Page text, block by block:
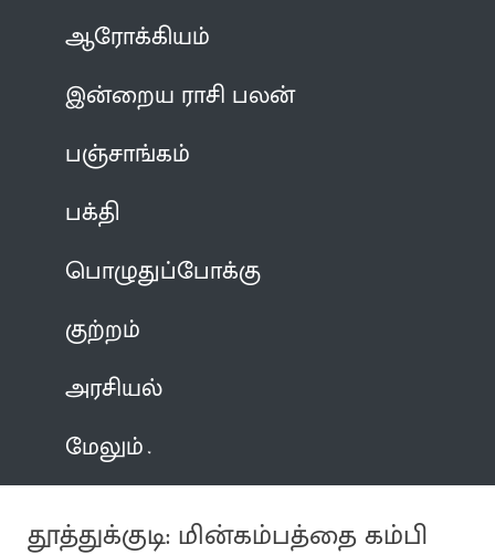
ஆரோக்கியம்
இன்றைய ராசி பலன்
பஞ்சாங்கம்
பக்தி
பொழுதுப்போக்கு
குற்றம்
அரசியல்
மேலும்
தூத்துக்குடி: மின்கம்பத்தை கம்பி